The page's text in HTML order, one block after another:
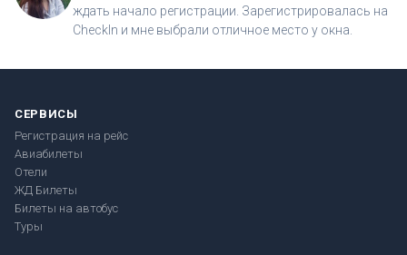
ждать начало регистрации. Зарегистрировалась на
CheckIn и мне выбрали отличное место у окна.
СЕРВИСЫ
Регистрация на рейс
Авиабилеты
Отели
ЖД Билеты
Билеты на автобус
Туры